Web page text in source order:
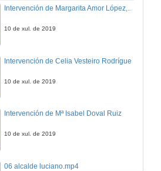
Intervención de Margarita Amor López, en nome do reitor da Universidade da Coruña
10 de xul. de 2019
Intervención de Celia Vesteiro Rodríguez
10 de xul. de 2019
Intervención de Mª Isabel Doval Ruiz
10 de xul. de 2019
06 alcalde luciano.mp4